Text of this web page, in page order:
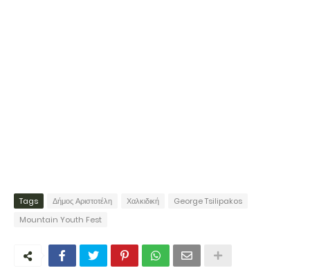
Tags Δήμος Αριστοτέλη Χαλκιδική
George Tsilipakos
Mountain Youth Fest